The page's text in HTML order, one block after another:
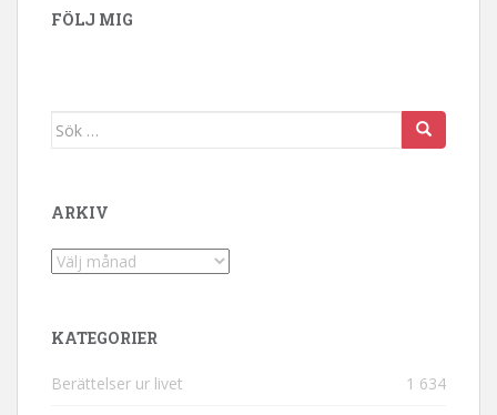
FÖLJ MIG
Sök efter:
ARKIV
Arkiv
KATEGORIER
Berättelser ur livet 1 634